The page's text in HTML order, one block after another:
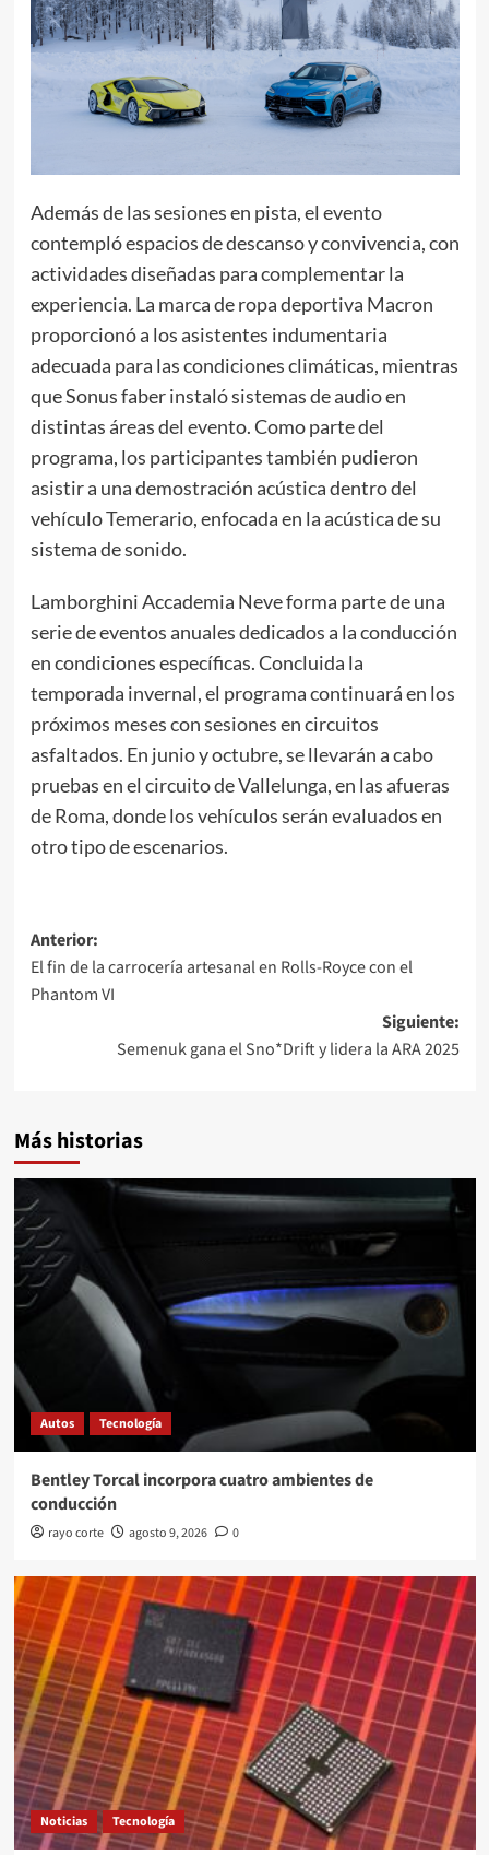
Además de las sesiones en pista, el evento
contempló espacios de descanso y convivencia, con
actividades diseñadas para complementar la
experiencia. La marca de ropa deportiva Macron
proporcionó a los asistentes indumentaria
adecuada para las condiciones climáticas, mientras
que Sonus faber instaló sistemas de audio en
distintas áreas del evento. Como parte del
programa, los participantes también pudieron
asistir a una demostración acústica dentro del
vehículo Temerario, enfocada en la acústica de su
sistema de sonido.
Lamborghini Accademia Neve forma parte de una
serie de eventos anuales dedicados a la conducción
en condiciones específicas. Concluida la
temporada invernal, el programa continuará en los
próximos meses con sesiones en circuitos
asfaltados. En junio y octubre, se llevarán a cabo
pruebas en el circuito de Vallelunga, en las afueras
de Roma, donde los vehículos serán evaluados en
otro tipo de escenarios.
Navegación
de
entradas
Anterior:
El fin de la carrocería artesanal en Rolls-Royce con el
Phantom VI
Siguiente:
Semenuk gana el Sno*Drift y lidera la ARA 2025
Más historias
Autos Tecnología
Bentley Torcal incorpora cuatro ambientes de
conducción
rayo corte agosto 9, 2026 0
Noticias Tecnología